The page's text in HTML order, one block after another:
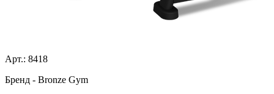
Арт.: 8418
Бренд - Bronze Gym